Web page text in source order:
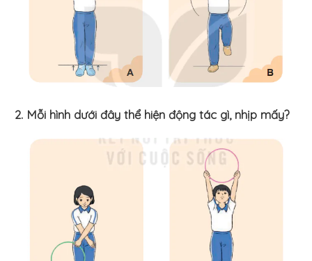
2. Mỗi hình dưới đây thể hiện động tác gì, nhịp mấy?